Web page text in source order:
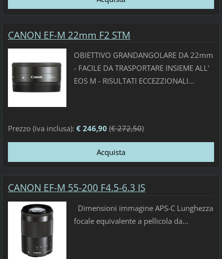
CANON EF-M 22mm F2 STM
OBIETTIVO GRANDANGOLARE DA 22mm
- FACILE DA TRASPORTARE INSIEME ALL'
EOS M - RISULTATI ECCEZZIONALI...
Prezzo (iva inclusa): € 246,90 (€ 272,50)
CANON EF-M 55-200 F4.5-6.3 IS
Dimensioni immagine APS-C Lunghezza
focale equivalente a pellicola da...